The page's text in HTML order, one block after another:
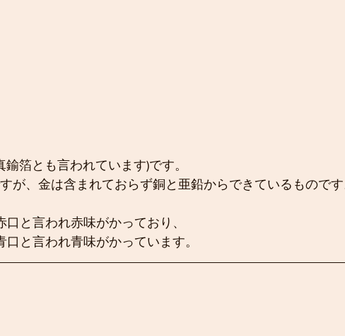
鍮箔とも言われています)です。
が、金は含まれておらず銅と亜鉛からできているもので
口と言われ赤味がかっており、
口と言われ青味がかっています。